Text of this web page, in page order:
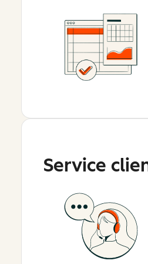
Service